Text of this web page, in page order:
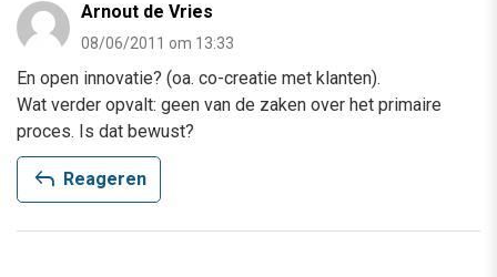
Arnout de Vries
08/06/2011 om 13:33
En open innovatie? (oa. co-creatie met klanten).
Wat verder opvalt: geen van de zaken over het primaire
proces. Is dat bewust?
reply Reageren